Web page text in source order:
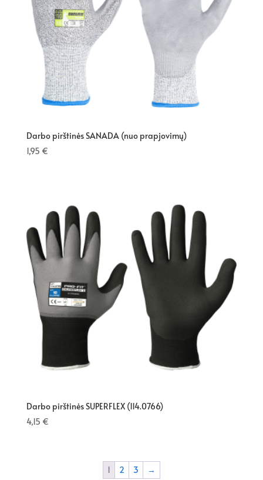
Darbo pirštinės SANADA (nuo prapjovimų)
1,95 €
Darbo pirštinės SUPERFLEX (114.0766)
4,15 €
1 2 3 →